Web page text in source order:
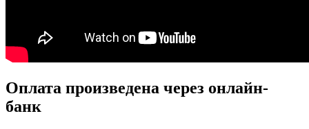
Оплата произведена через онлайн-
банк